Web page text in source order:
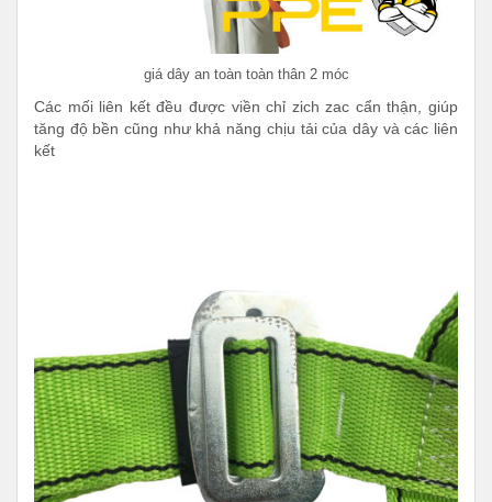
giá dây an toàn toàn thân 2 móc
Các mối liên kết đều được viền chỉ zich zac cẩn thận, giúp
tăng độ bền cũng như khả năng chịu tải của dây và các liên
kết